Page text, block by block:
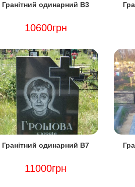
Гранітний одинарний В3
10600грн
Гранітний одинарний В7
11000грн